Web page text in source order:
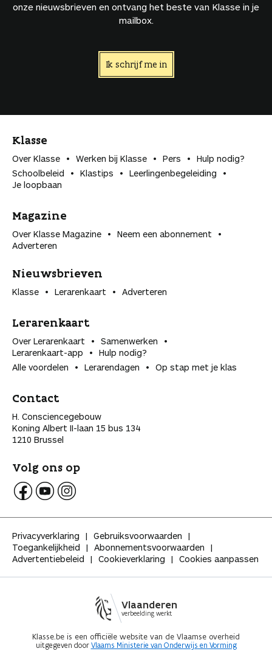
onze nieuwsbrieven en ontvang het beste van Klasse in je
mailbox.
Ik schrijf me in
Klasse
Over Klasse Werken bij Klasse Pers
Hulp nodig?
Schoolbeleid
Klastips
Leerlingen­begeleiding
Je loopbaan
Magazine
Over Klasse Magazine
Neem een abonnement
Adverteren
Nieuwsbrieven
Klasse Lerarenkaart Adverteren
Lerarenkaart
Over Lerarenkaart
Samenwerken
Lerarenkaart-app
Hulp nodig?
Alle voordelen
Lerarendagen Op stap met je klas
Contact
H. Consciencegebouw
Koning Albert II-laan 15 bus 134
1210 Brussel
Volg ons op
o
l
g
K
l
a
o
g
K
a
p
Y
o
g
K
l
a
p
I
Privacyverklaring
Gebruiksvoorwaarden
Toegankelijkheid
Abonnementsvoorwaarden
Advertentiebeleid
Cookieverklaring Cookies aanpassen
Vlaanderen
verbeelding werkt
Klasse.be is een officiële website van de Vlaamse overheid
uitgegeven door Vlaams Ministerie van Onderwijs en Vorming